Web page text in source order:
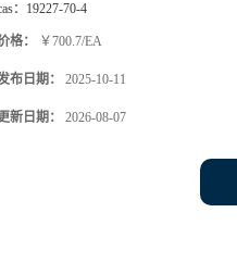
： 19227-70-4
格： ￥700.7/EA
布日期： 2025-10-11
新日期： 2026-08-07